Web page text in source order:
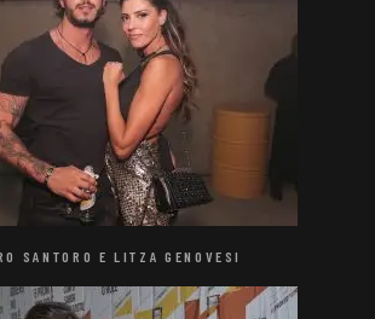
SANTORO E LITZA GENOVESI